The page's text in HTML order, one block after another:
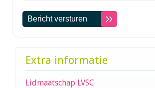
Extra informatie
Lidmaatschap LVSC